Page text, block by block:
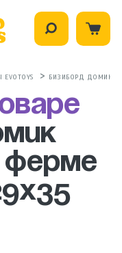
БИЗИБОРД ДОМИК
ферме